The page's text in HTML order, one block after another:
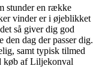
stunder en række
vinder er i øjeblikket
så giver dig god
dag der passer dig.
samt typisk tilmed
køb af Liljekonval